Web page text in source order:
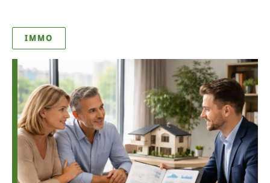
IMMO